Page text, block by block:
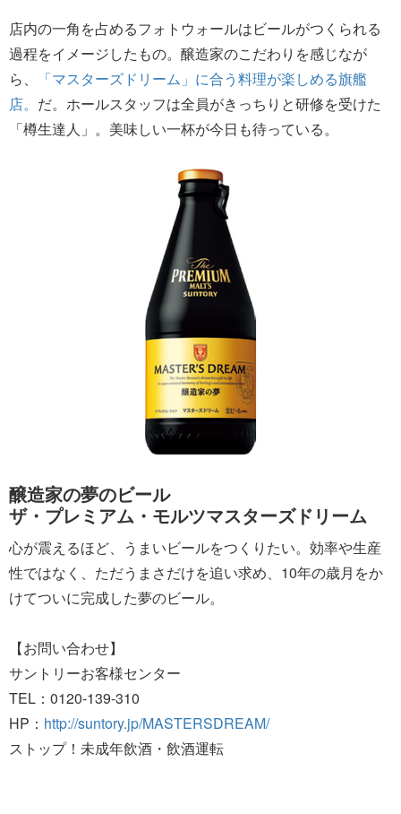
店内の一角を占めるフォトウォールはビールがつくられる
過程をイメージしたもの。醸造家のこだわりを感じなが
ら、
「マスターズドリーム」に合う料理が楽しめる旗艦
店。 だ。ホールスタッフは全員がきっちりと研修を受けた
「樽生達人」。美味しい一杯が今日も待っている。
醸造家の夢のビール
ザ・プレミアム・モルツマスターズドリーム
心が震えるほど、うまいビールをつくりたい。効率や生産
性ではなく、ただうまさだけを追い求め、10年の歳月をか
けてついに完成した夢のビール。
【お問い合わせ】
サントリーお客様センター
TEL：0120-139-310
HP： http://suntory.jp/MASTERSDREAM/
ストップ！未成年飲酒・飲酒運転